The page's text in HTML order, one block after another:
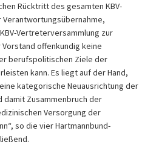
Rücktritt des gesamten KBV-
Vertreterversammlung zur
offenkundig keine
berufspolitischen Ziele der
kann. Es liegt auf der Hand,
kategorische Neuausrichtung der
damit Zusammenbruch der
Versorgung der
so die vier Hartmannbund-